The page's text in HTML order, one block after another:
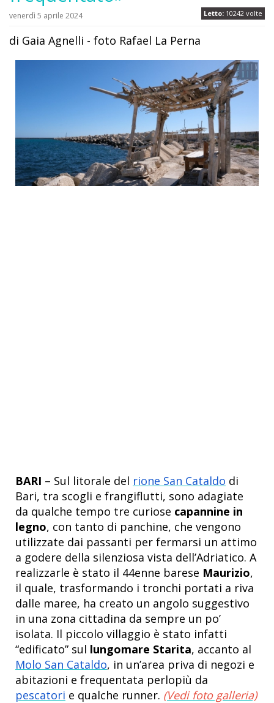
Letto: 10242 volte
venerdì 5 aprile 2024
di Gaia Agnelli - foto Rafael La Perna
BARI – Sul litorale del rione San Cataldo di
Bari, tra scogli e frangiflutti, sono adagiate
da qualche tempo tre curiose capannine in
legno, con tanto di panchine, che vengono
utilizzate dai passanti per fermarsi un attimo
a godere della silenziosa vista dell’Adriatico. A
realizzarle è stato il 44enne barese Maurizio,
il quale, trasformando i tronchi portati a riva
dalle maree, ha creato un angolo suggestivo
in una zona cittadina da sempre un po’
isolata. Il piccolo villaggio è stato infatti
“edificato” sul lungomare Starita, accanto al
Molo San Cataldo, in un’area priva di negozi e
abitazioni e frequentata perlopiù da
pescatori e qualche runner. (Vedi foto galleria)